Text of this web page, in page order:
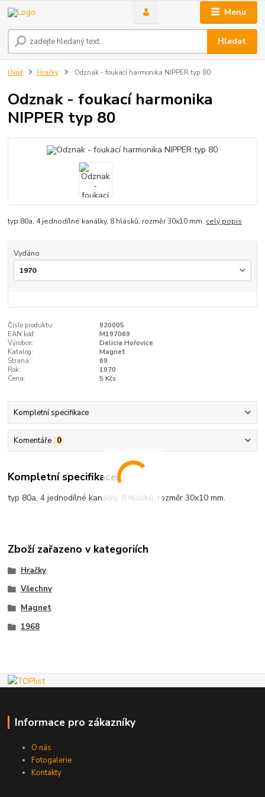
Menu
Hledat
Úvod Hračky Odznak - foukací harmonika NIPPER typ 80
Odznak - foukací harmonika
NIPPER typ 80
typ 80a, 4 jednodílné kanálky, 8 hlásků, rozměr 30x10 mm. celý popis
Vydáno
Číslo produktu:
920005
EAN kód:
M197069
Výrobce:
Delicia Hořovice
Katalog:
Magnet
Strana:
69
Rok:
1970
Cena:
5 Kčs
Kompletní specifikace
Komentáře 0
Kompletní specifikace
typ 80a, 4 jednodílné kanálky, 8 hlásků, rozměr 30x10 mm.
Zboží zařazeno v kategoriích
Hračky
Všechny
Magnet
1968
Informace pro zákazníky
O nás
Fotogalerie
Kontakty